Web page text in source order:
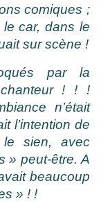
comiques ;
le car, dans le
sur scène !
par la
! ! !
n’était
l’intention de
le sien, avec
» peut-être. A
beaucoup
» ! !